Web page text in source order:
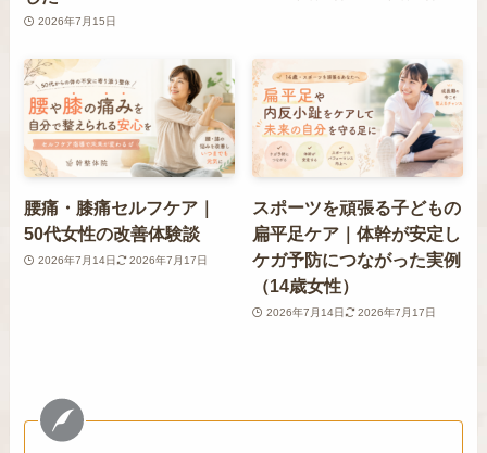
2026年7月15日
腰痛・膝痛セルフケア｜
50代女性の改善体験談
2026年7月14日 2026年7月17日
スポーツを頑張る子どもの
扁平足ケア｜体幹が安定し
ケガ予防につながった実例
（14歳女性）
2026年7月14日 2026年7月17日